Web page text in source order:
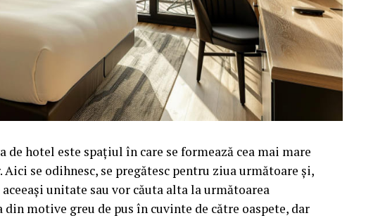
hotel este spațiul în care se formează cea mai mare
se odihnesc, se pregătesc pentru ziua următoare și,
unitate sau vor căuta alta la următoarea
din motive greu de pus în cuvinte de către oaspete, dar